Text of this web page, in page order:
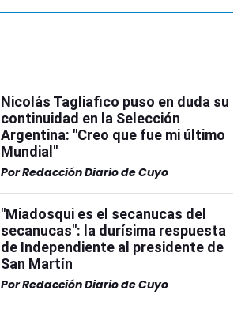
Nicolás Tagliafico puso en duda su
continuidad en la Selección
Argentina: "Creo que fue mi último
Mundial"
PorRedacción Diario de Cuyo
"Miadosqui es el secanucas del
secanucas": la durísima respuesta
de Independiente al presidente de
San Martín
PorRedacción Diario de Cuyo